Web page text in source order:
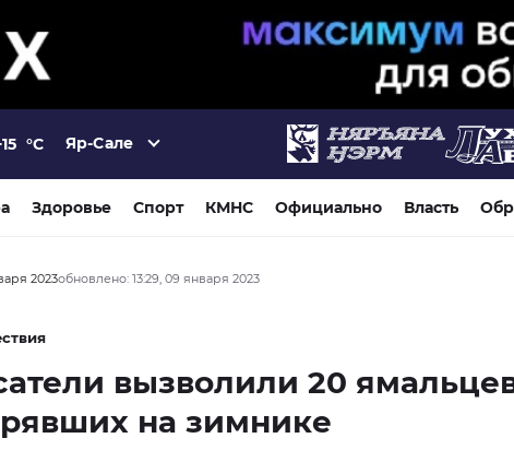
°C Яр-Сале
Здоровье Спорт КМНС Официально Власть
2023обновлено: 13:29, 09 января 2023
вызволили 20
на зимнике